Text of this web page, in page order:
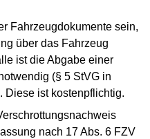
Fahrzeugdokumente sein,
über das Fahrzeug
ist die Abgabe einer
(§ 5 StVG in
Diese ist kostenpflichtig.
nach 17 Abs. 6 FZV